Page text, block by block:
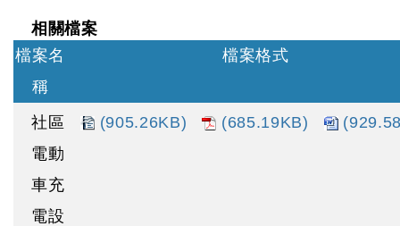
相關檔案
檔案名
稱
檔案格式
社區
電動
車充
電設
(905.26KB) (685.19KB)